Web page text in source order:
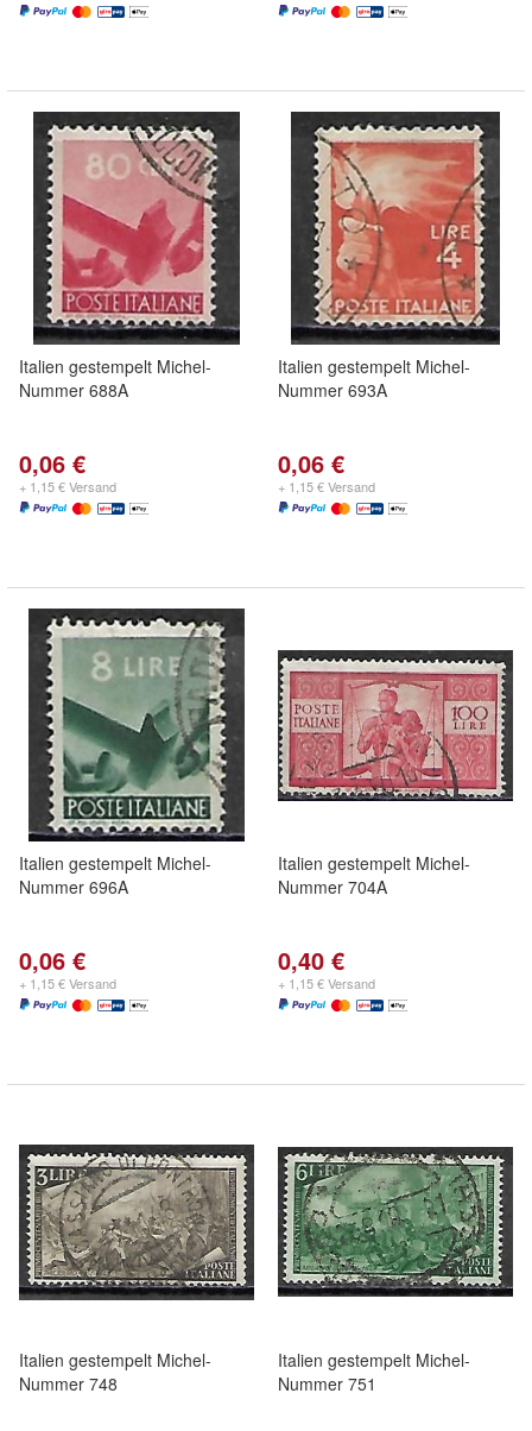
Italien gestempelt Michel-
Nummer 688A
0,06 €
+ 1,15 € Versand
Italien gestempelt Michel-
Nummer 693A
0,06 €
+ 1,15 € Versand
Italien gestempelt Michel-
Nummer 696A
0,06 €
+ 1,15 € Versand
Italien gestempelt Michel-
Nummer 704A
0,40 €
+ 1,15 € Versand
Italien gestempelt Michel-
Nummer 748
Italien gestempelt Michel-
Nummer 751